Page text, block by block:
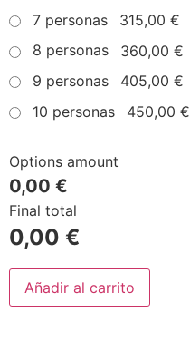
7 personas
315,00 €
8 personas
360,00 €
9 personas
405,00 €
10 personas
450,00 €
Options amount
0,00 €
Final total
0,00 €
Añadir al carrito